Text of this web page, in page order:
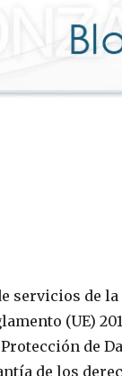
servicios de
(UE)
de
de los